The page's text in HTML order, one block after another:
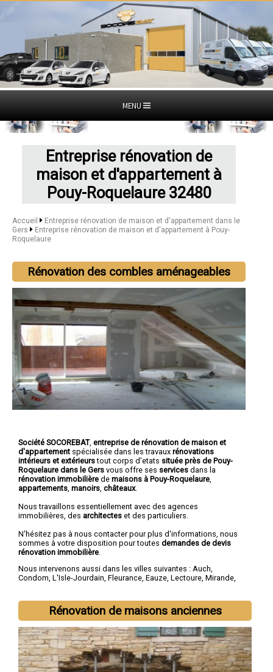
MENU
Entreprise rénovation de
maison et d'appartement à
Pouy-Roquelaure 32480
Accueil
Entreprise rénovation de maison et d'appartement dans le
Gers
Entreprise rénovation de maison et d'appartement à Pouy-
Roquelaure
Rénovation des combles aménageables
Société SOCOREBAT, entreprise de rénovation de maison et
d'appartement spécialisée dans les travaux rénovations
intérieurs et extérieurstout corps d'etats située près de Pouy-
Roquelaure dans le Gers vous offre ses services dans la
rénovation immobilière de maisons à Pouy-Roquelaure
appartements manoirs châteaux.
Nous travaillons essentiellement avec des agences
immobilières, des architectes et des particuliers.
N'hésitez pas à nous contacter pour plus d'informations, nous
sommes à votre disposition pour toutes demandes de devis
rénovation immobilière
Nous intervenons aussi dans les villes suivantes : Auch,
Condom, L'Isle-Jourdain, Fleurance, Eauze, Lectoure, Mirande,
Rénovation de maisons anciennes